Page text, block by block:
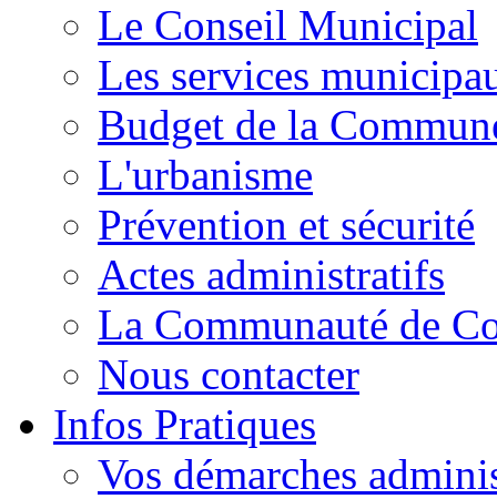
Le Conseil Municipal
Les services
Budget de la
L'urbanisme
Prévention et sécurité
Actes administratifs
La Communauté de
Nous contacter
Infos Pratiques
Vos démarches